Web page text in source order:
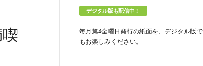
デジタル版も配信中！
毎月第4金曜日発行の紙面を、デジタル版で
もお楽しみください。